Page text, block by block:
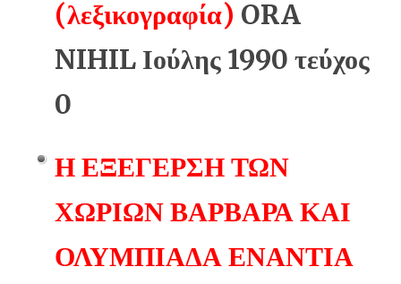
(λεξικογραφία) ORA
NIHIL Ιούλης 1990 τεύχος
0
Η ΕΞΕΓΕΡΣΗ ΤΩΝ
ΧΩΡΙΩΝ ΒΑΡΒΑΡΑ ΚΑΙ
ΟΛΥΜΠΙΑΔΑ ΕΝΑΝΤΙΑ